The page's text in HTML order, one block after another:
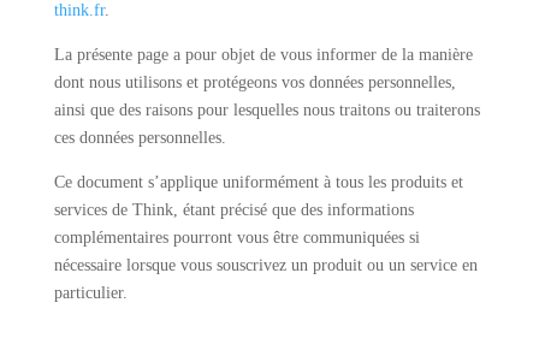
think.fr.
La présente page a pour objet de vous informer de la manière
dont nous utilisons et protégeons vos données personnelles,
ainsi que des raisons pour lesquelles nous traitons ou traiterons
ces données personnelles.
Ce document s’applique uniformément à tous les produits et
services de Think, étant précisé que des informations
complémentaires pourront vous être communiquées si
nécessaire lorsque vous souscrivez un produit ou un service en
particulier.